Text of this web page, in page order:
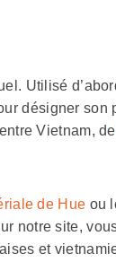
Utilisé
désigner son
Vietnam, de
de Hue ou
notre site,
et